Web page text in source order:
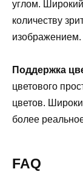
углом.
количеству
изображением.
Поддержка
цветового
цветов.
более
FAQ